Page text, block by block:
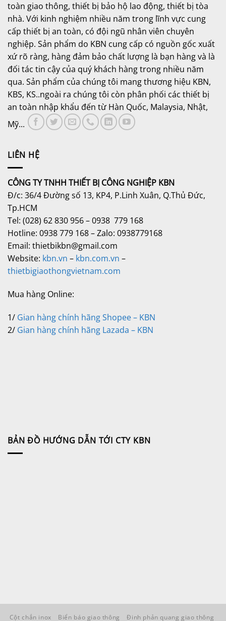
toàn giao thông, thiết bị bảo hộ lao động, thiết bị tòa
nhà. Với kinh nghiệm nhiều năm trong lĩnh vực cung
cấp thiết bị an toàn, có đội ngũ nhân viên chuyên
nghiệp. Sản phẩm do KBN cung cấp có nguồn gốc xuất
xứ rõ ràng, hàng đảm bảo chất lượng là bạn hàng và là
đối tác tin cậy của quý khách hàng trong nhiều năm
qua. Sản phẩm của chúng tôi mang thương hiệu KBN,
KBS, KS..ngoài ra chúng tôi còn phân phối các thiết bị
an toàn nhập khẩu đến từ Hàn Quốc, Malaysia, Nhật,
Mỹ...
LIÊN HỆ
CÔNG TY TNHH THIẾT BỊ CÔNG NGHIỆP KBN
Đ/c: 36/4 Đường số 13, KP4, P.Linh Xuân, Q.Thủ Đức,
Tp.HCM
Tel: (028) 62 830 956 – 0938 779 168
Hotline: 0938 779 168 – Zalo: 0938779168
Email: thietbikbn@gmail.com
Website: kbn.vn – kbn.com.vn –
thietbigiaothongvietnam.com
Mua hàng Online:
1/ Gian hàng chính hãng Shopee – KBN
2/ Gian hàng chính hãng Lazada – KBN
BẢN ĐỒ HƯỚNG DẪN TỚI CTY KBN
Cột chắn inox Biển báo giao thông
Đinh phản quang giao thông